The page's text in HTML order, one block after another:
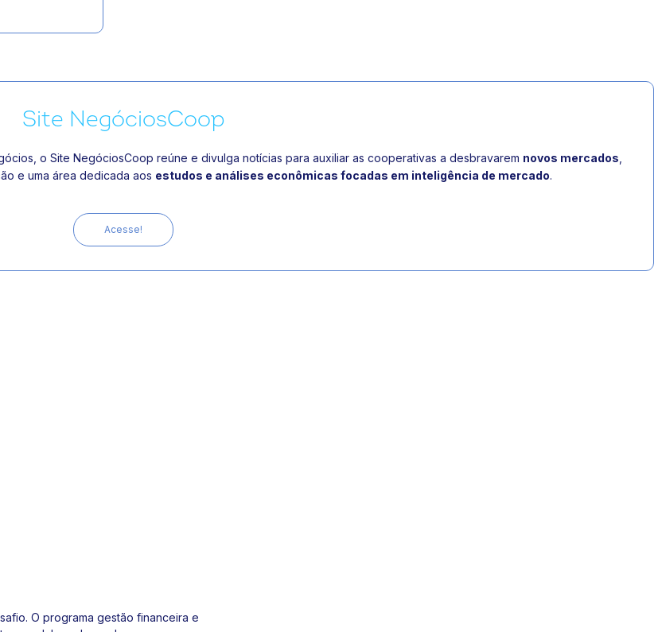
Site NegóciosCoop
o Site NegóciosCoop reúne e divulga notícias para auxiliar as cooperativas a desbravarem novos mercados
e uma área dedicada aos estudos e análises econômicas focadas em inteligência de mercado.
Acesse!
O programa gestão financeira e